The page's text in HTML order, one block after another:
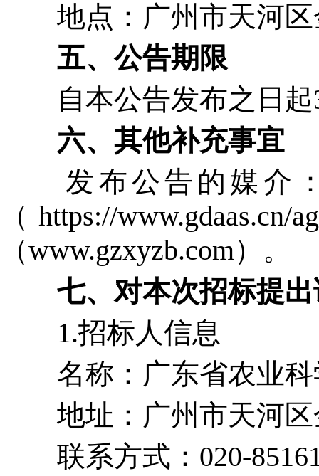
地点：广州市天河区
五、公告期限
自本公告发布之日起
六、其他补充事宜
发布公告的媒介：
（https://
（www.gzxyzb.com）。
七、对本次招标提
1.招标人信息
名称：广东省农业科
地址：广州市天河区
联系方式：020-